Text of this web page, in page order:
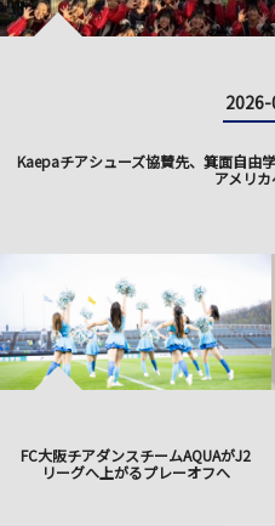
Kaepaチアシューズ協賛先、箕面自由
アメリカ
FC大阪チアダンスチームAQUAがJ2
リーグへ上がるプレーオフへ